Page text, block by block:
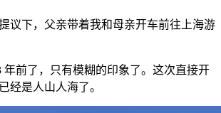
议下，父亲带着我和母亲开车前往上海游
年前了，只有模糊的印象了。这次直接开
经是人山人海了。